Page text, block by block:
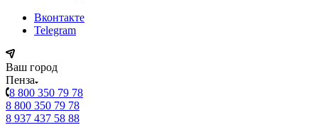
Вконтакте
Telegram
Ваш город
Пенза
8 800 350 79 78
8 800 350 79 78
8 937 437 58 88